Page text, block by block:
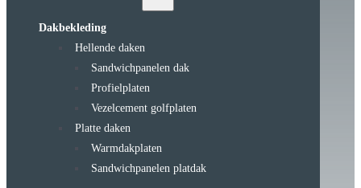
Dakbekleding
Hellende daken
Sandwichpanelen dak
Profielplaten
Vezelcement golfplaten
Platte daken
Warmdakplaten
Sandwichpanelen platdak